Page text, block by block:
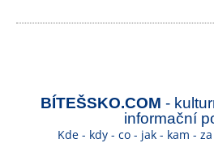
BÍTEŠSKO.COM -
informační
Kde - kdy - co - jak - kam -